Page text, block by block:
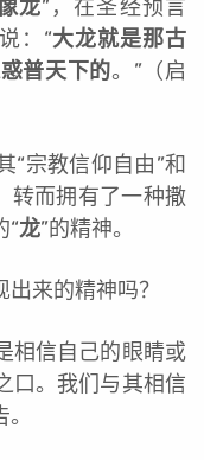
龙”，在圣经预言
：“大龙就是那古
普天下的。”（启
“宗教信仰自由”和
转而拥有了一种撒
“龙”的精神。
来的精神吗？
相信自己的眼睛或
口。我们与其相信